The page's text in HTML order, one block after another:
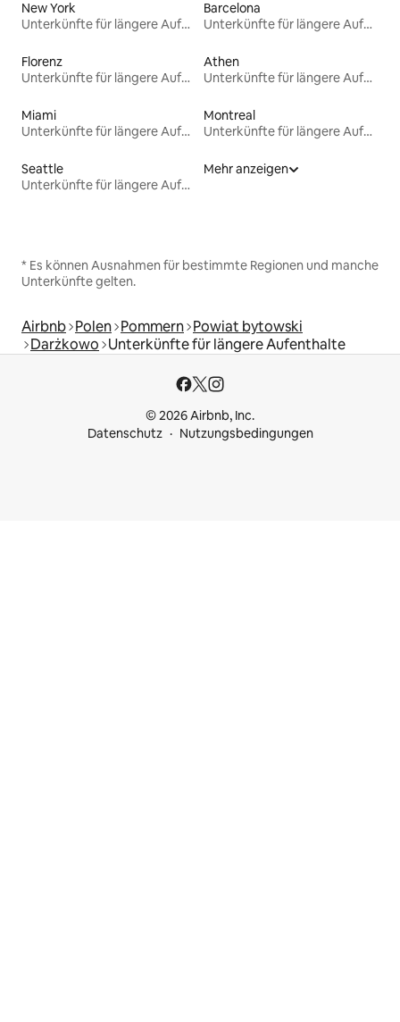
New York
Unterkünfte für längere Aufenthalte
Barcelona
Unterkünfte für längere Aufenthalte
Florenz
Unterkünfte für längere Aufenthalte
Athen
Unterkünfte für längere Aufenthalte
Miami
Unterkünfte für längere Aufenthalte
Montreal
Unterkünfte für längere Aufenthalte
Seattle
Unterkünfte für längere Aufenthalte
Mehr anzeigen
* Es können Ausnahmen für bestimmte Regionen und manche
Unterkünfte gelten.
Airbnb Polen Pommern Powiat bytowski
Darżkowo Unterkünfte für längere Aufenthalte
© 2026 Airbnb, Inc.
Datenschutz
Nutzungsbedingungen